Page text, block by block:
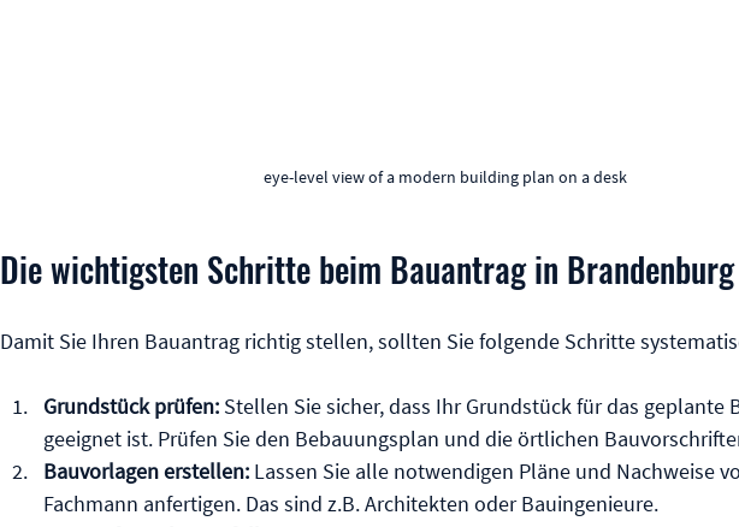
eye-level view of a modern building plan on a desk
Die wichtigsten Schritte beim Bauantrag in Brandenburg
Damit Sie Ihren Bauantrag richtig stellen, sollten Sie folgende Schritte
Grundstück prüfen: Stellen Sie sicher, dass Ihr Grundstück für das geplante
geeignet ist. Prüfen Sie den Bebauungsplan und die örtlichen
Bauvorlagen erstellen: Lassen Sie alle notwendigen Pläne und Nachweise
Fachmann anfertigen. Das sind z.B. Architekten oder Bauingenieure.